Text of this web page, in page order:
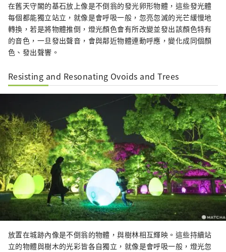
在舊天守閣的基石放上像是不倒翁的發光卵形物體，這些發光體
每個都能獨立站立，就像是會呼吸一般，忽亮忽滅的光芒緩慢地
轉換，若是將物體推倒，燈光顏色會有所改變並發出該顏色特有
的音色，一旦發出聲音，會與鄰近物體連動呼應，變化成同個顏
色、發出聲響。
Resisting and Resonating Ovoids and Trees
放置在城跡內像是不倒翁的物體，與樹林相互輝映。這些持續站
立的物體與樹木的光彩皆各自獨立，就像是會呼吸一般，燈光忽